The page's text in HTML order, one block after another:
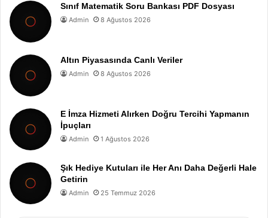
Sınıf Matematik Soru Bankası PDF Dosyası
Admin 8 Ağustos 2026
Altın Piyasasında Canlı Veriler
Admin 8 Ağustos 2026
E İmza Hizmeti Alırken Doğru Tercihi Yapmanın
İpuçları
Admin 1 Ağustos 2026
Şık Hediye Kutuları ile Her Anı Daha Değerli Hale
Getirin
Admin 25 Temmuz 2026